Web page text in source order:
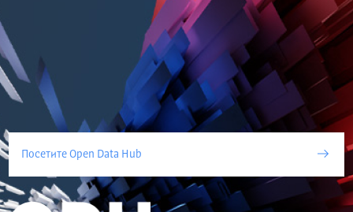
Посетите Open Data Hub